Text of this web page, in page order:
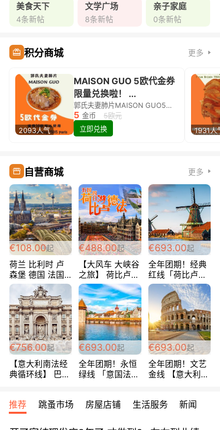
美食天下
4条新帖
文学广场
8条新帖
亲子家庭
0条新帖
积分商城 更多
2093人气
MAISON GUO 5欧代金券
限量兑换啦！ ...
郭氏夫妻肺片MAISON GUO5欧代金券限量兑换啦！
5 金币
5欧元
立即兑换
1931人
自营商城 更多
€108.00起
荷兰 比利时 卢
森堡 德国 法国
超爽玩遍西欧 循
环线 全程四星宾
馆 108欧/人/天
€488.00起
【大风车 大峡谷
之旅】 荷比卢德
法 巴黎上下 经
典五国四日游
488欧/人
€693.00起
全年团期！经典
红线「荷比卢德
法」七天循环 五
国 仅售99欧/人/
天！巴黎上下！
包拼房~
€756.00起
【意大利南法经
典循环线】 巴黎
宾馆 108欧/天起
全程756欧/位
€693.00起
全年团期！永恒
绿线 「意国法
欧/天起 ~包拼房
€693.00起
全年团期！文艺
金线 【意大利一
每周铁发！
推荐 跳蚤市场 房屋店铺 生活服务 新闻